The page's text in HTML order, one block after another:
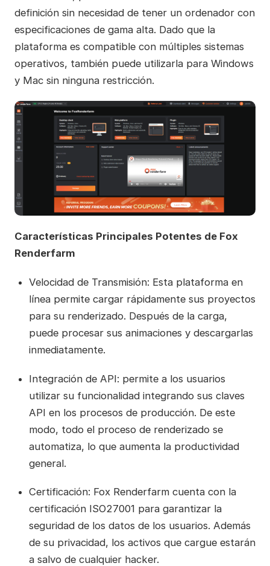
definición sin necesidad de tener un ordenador con
especificaciones de gama alta. Dado que la
plataforma es compatible con múltiples sistemas
operativos, también puede utilizarla para Windows
y Mac sin ninguna restricción.
Características Principales Potentes de Fox
Renderfarm
Velocidad de Transmisión: Esta plataforma en
línea permite cargar rápidamente sus proyectos
para su renderizado. Después de la carga,
puede procesar sus animaciones y descargarlas
inmediatamente.
Integración de API: permite a los usuarios
utilizar su funcionalidad integrando sus claves
API en los procesos de producción. De este
modo, todo el proceso de renderizado se
automatiza, lo que aumenta la productividad
general.
Certificación: Fox Renderfarm cuenta con la
certificación ISO27001 para garantizar la
seguridad de los datos de los usuarios. Además
de su privacidad, los activos que cargue estarán
a salvo de cualquier hacker.